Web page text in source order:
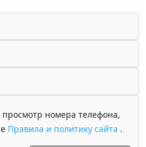
номера телефона,
Правила и политику сайта .